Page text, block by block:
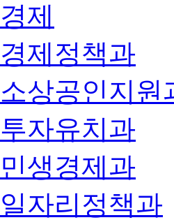
경제
경제정책과
소상공인지원
투자유치과
민생경제과
일자리정책과